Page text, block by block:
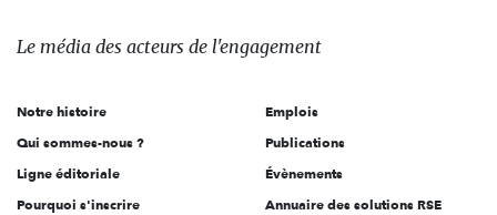
des
l'engagement
Le média des acteurs de l'engagement
Notre histoire
Qui sommes-nous ?
Ligne éditoriale
Pourquoi s'inscrire
Emplois
Publications
Évènements
Annuaire des solutions RSE